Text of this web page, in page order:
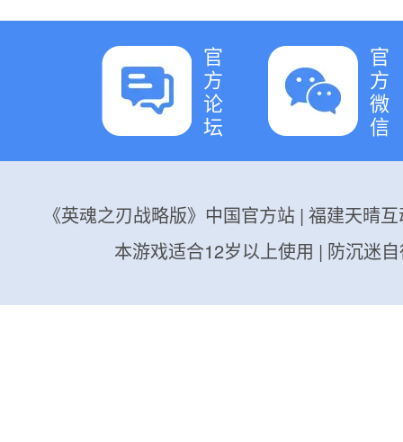
官
方
论
坛
官
方
微
信
《英魂之刃战略版》中国官方站 | 福建天晴
本游戏适合12岁以上使用 | 防沉迷